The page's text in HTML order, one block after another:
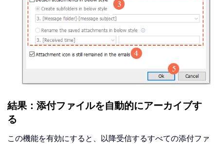
結果：添付ファイルを自動的にアーカイブす
る
この機能を有効にすると、以降受信するすべての添付ファ